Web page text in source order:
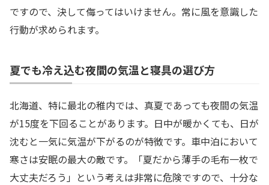
ですので、決して侮ってはいけません。常に風を意識した
行動が求められます。
夏でも冷え込む夜間の気温と寝具の選び方
北海道、特に最北の稚内では、真夏であっても夜間の気温
が15度を下回ることがあります。日中が暖かくても、日が
沈むと一気に気温が下がるのが特徴です。車中泊において
寒さは安眠の最大の敵です。「夏だから薄手の毛布一枚で
大丈夫だろう」という考えは非常に危険ですので、十分な